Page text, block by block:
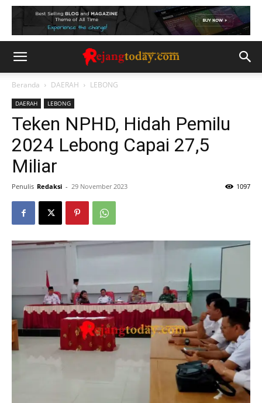
Beranda DAERAH LEBONG
DAERAH LEBONG
Teken NPHD, Hidah Pemilu
2024 Lebong Capai 27,5
Miliar
Penulis Redaksi - 29 November 2023 1097